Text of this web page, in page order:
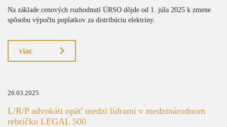
Na základe cenových rozhodnutí ÚRSO dôjde od 1. júla 2025 k zmene
spôsobu výpočtu poplatkov za distribúciu elektriny.
viac
26.03.2025
L/R/P advokáti opäť medzi lídrami v medzinárodnom
rebríčku LEGAL 500